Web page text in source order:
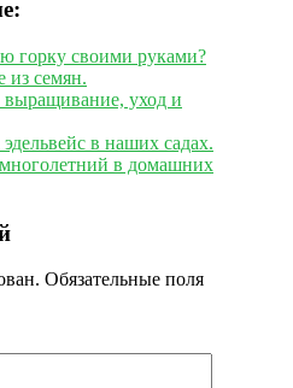
горку своими руками?
из семян.
уход и
в наших садах.
в домашних
Обязательные поля